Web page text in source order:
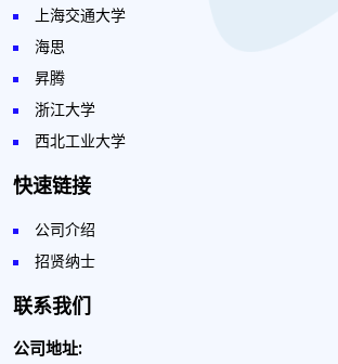
上海交通大学
海思
昇腾
浙江大学
西北工业大学
快速链接
公司介绍
招贤纳士
联系我们
公司地址: